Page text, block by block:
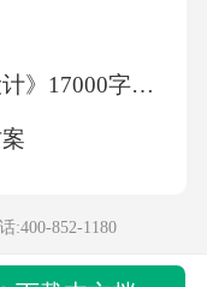
【《中厚板矫直机结构设计》17000字（论文）】
:400-852-1180